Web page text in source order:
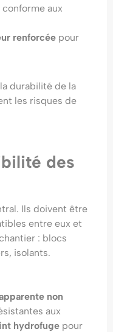
conforme aux
renforcée pour
durabilité de la
les risques de
des
Ils doivent être
entre eux et
: blocs
isolants.
non
aux
hydrofuge pour